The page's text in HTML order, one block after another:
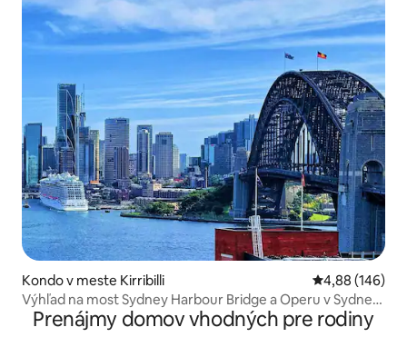
Kondo v meste Kirribilli Priemerné
4,88 (146)
Výhľad na most Sydney Harbour Bridge a Operu v Sydney
｜1 parkovisko
Prenájmy domov vhodných pre rodiny